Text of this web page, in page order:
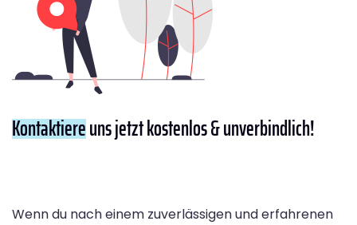
Kontaktiereuns jetzt kostenlos & unverbindlich!
Wenn du nach einem zuverlässigen und erfahrenen